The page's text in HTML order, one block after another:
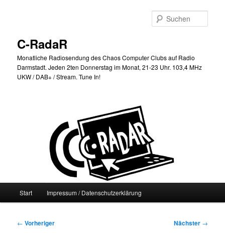
C-RadaR
Monatliche Radiosendung des Chaos Computer Clubs auf Radio
Darmstadt. Jeden 2ten Donnerstag im Monat, 21-23 Uhr. 103,4 MHz
UKW / DAB+ / Stream. Tune In!
Start Impressum / Datenschutzerklärung
Beitragsnavigation
← Vorheriger Nächster →